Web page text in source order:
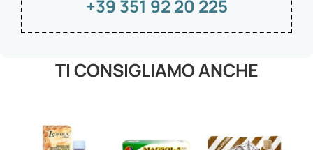
+39 351 92 20 225
TI CONSIGLIAMO ANCHE